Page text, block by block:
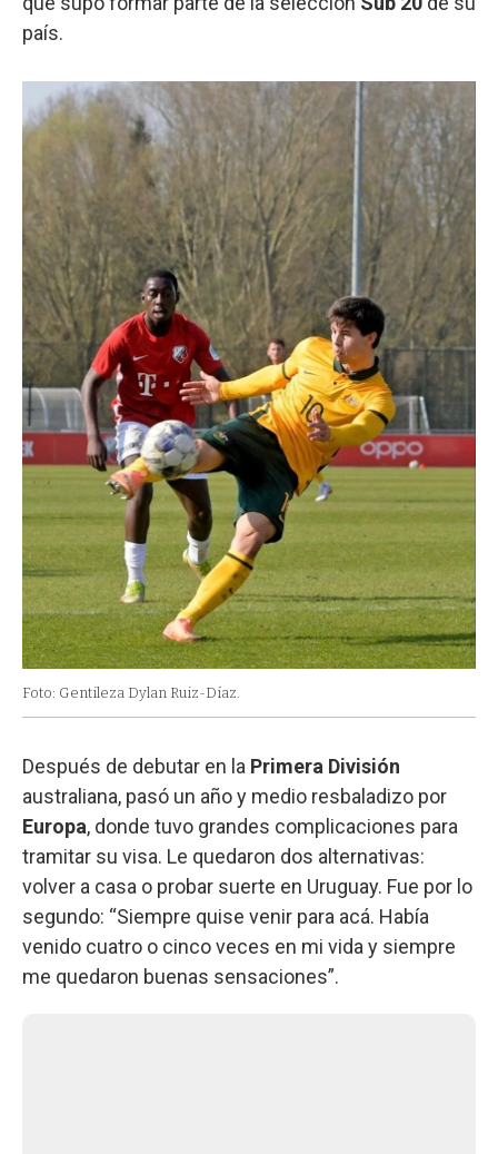
país.
Foto: Gentileza Dylan Ruiz-Díaz.
Después de debutar en la Primera División
australiana, pasó un año y medio resbaladizo por
Europa, donde tuvo grandes complicaciones para
tramitar su visa. Le quedaron dos alternativas:
volver a casa o probar suerte en Uruguay. Fue por lo
segundo: “Siempre quise venir para acá. Había
venido cuatro o cinco veces en mi vida y siempre
me quedaron buenas sensaciones”.